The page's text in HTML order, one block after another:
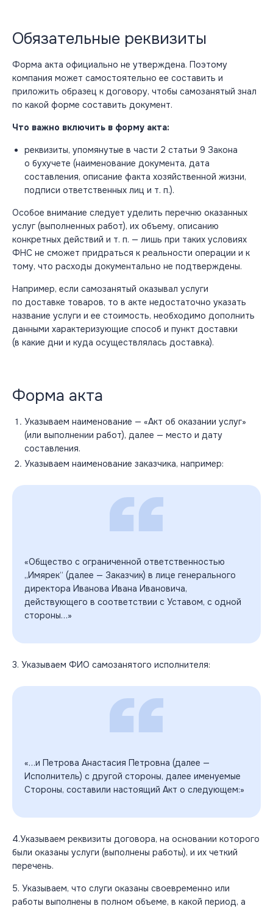
Обязательные реквизиты
Форма акта официально не утверждена. Поэтому
компания может самостоятельно ее составить и
приложить образец к договору, чтобы самозанятый знал
по какой форме составить документ.
Что важно включить в форму акта:
реквизиты, упомянутые в части 2 статьи 9 Закона
о бухучете (наименование документа, дата
составления, описание факта хозяйственной жизни,
подписи ответственных лиц и т. п.).
Особое внимание следует уделить перечню оказанных
услуг (выполненных работ), их объему, описанию
конкретных действий и т. п. — лишь при таких условиях
ФНС не сможет придраться к реальности операции и к
тому, что расходы документально не подтверждены.
Например, если самозанятый оказывал услуги
по доставке товаров, то в акте недостаточно указать
название услуги и ее стоимость, необходимо дополнить
данными характеризующие способ и пункт доставки
(в какие дни и куда осуществлялась доставка).
Форма акта
Указываем наименование — «Акт об оказании услуг»
(или выполнении работ), далее — место и дату
составления.
Указываем наименование заказчика, например:
«Общество с ограниченной ответственностью
„Имярек“ (далее — Заказчик) в лице генерального
директора Иванова Ивана Ивановича,
действующего в соответствии с Уставом, с одной
стороны…»
3. Указываем ФИО самозанятого исполнителя:
«…и Петрова Анастасия Петровна (далее —
Исполнитель) с другой стороны, далее именуемые
Стороны, составили настоящий Акт о следующем:»
4.Указываем реквизиты договора, на основании которого
были оказаны услуги (выполнены работы), и их четкий
перечень.
5. Указываем, что слуги оказаны своевременно или
работы выполнены в полном объеме, в какой период, а